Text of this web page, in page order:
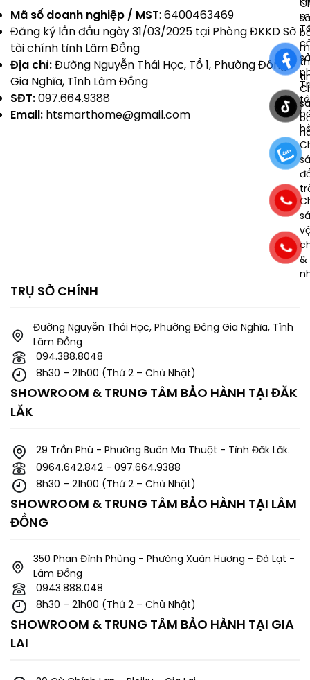
Mã số doanh nghiệp / MST: 6400463469
Đăng ký lần đầu ngày 31/03/2025 tại Phòng ĐKKD Sở
tài chính tỉnh Lâm Đồng
Địa chỉ:Đường Nguyễn Thái Học, Tổ 1, Phường Đông
Gia Nghĩa, Tỉnh Lâm Đồng
SĐT:097.664.9388
Email: htsmarthome@gmail.com
&
TRỤ SỞ CHÍNH
Đường Nguyễn Thái Học, Phường Đông Gia Nghĩa, Tỉnh
Lâm Đồng
094.388.8048
8h30 – 21h00 (Thứ 2 – Chủ Nhật)
SHOWROOM & TRUNG TÂM BẢO HÀNH TẠI ĐĂK
LĂK
29 Trần Phú - Phường Buôn Ma Thuột - Tỉnh Đăk Lăk.
0964.642.842 - 097.664.9388
8h30 – 21h00 (Thứ 2 – Chủ Nhật)
SHOWROOM & TRUNG TÂM BẢO HÀNH TẠI LÂM
ĐỒNG
350 Phan Đình Phùng - Phường Xuân Hương - Đà Lạt -
Lâm Đồng
0943.888.048
8h30 – 21h00 (Thứ 2 – Chủ Nhật)
SHOWROOM & TRUNG TÂM BẢO HÀNH TẠI GIA
LAI